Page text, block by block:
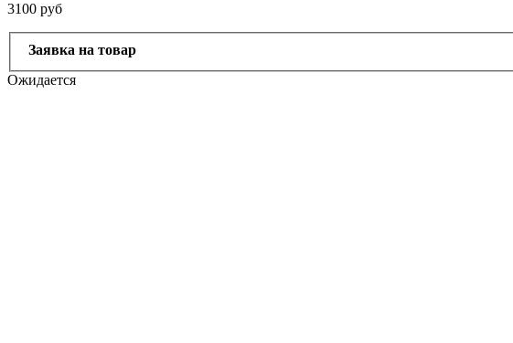
3100 руб
Заявка на товар
Ожидается